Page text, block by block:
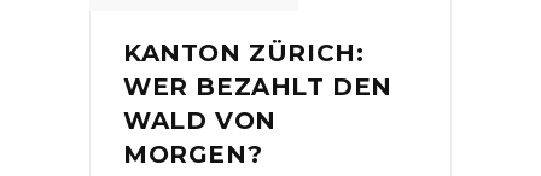
KANTON ZÜRICH:
WER BEZAHLT DEN
WALD VON
MORGEN?